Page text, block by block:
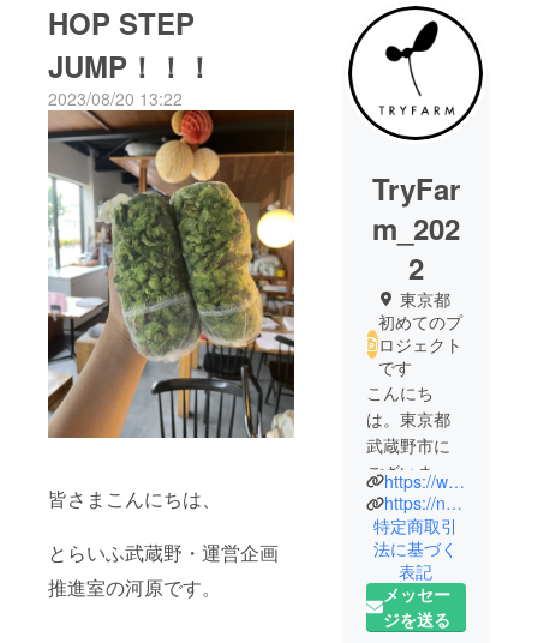
HOP STEP
JUMP！！！
2023/08/20 13:22
皆さまこんにちは、
とらいふ武蔵野・運営企画
推進室の河原です。
TryFar
m_202
2
東京都
初めてのプ
ロジェクト
です
こんにち
は。東京都
武蔵野市に
ございま
す、社会福
祉法人とら
いふです。
法人名の
「とらい
ふ」とは
https://www.toraifu.com
https://note.com/toraifumusashino/
特定商取引
法に基づく
表記
メッセー
ジを送る